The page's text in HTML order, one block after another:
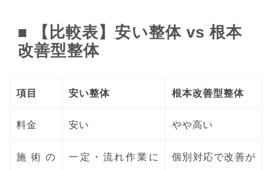
■ 【比較表】安い整体 vs 根本
改善型整体
項目 安い整体 根本改善型整体
料金 安い やや高い
施術の
一定・流れ作業に
個別対応で改善が